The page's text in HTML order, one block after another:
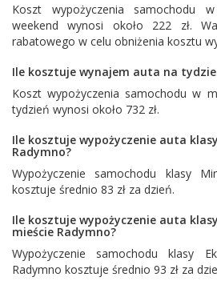
Koszt wypożyczenia samochodu
weekend wynosi około 222 zł.
rabatowego w celu obniżenia kosztu
Ile kosztuje wynajem auta na
Koszt wypożyczenia samochodu w
tydzień wynosi około 732 zł.
Ile kosztuje wypożyczenie auta
Radymno?
Wypożyczenie samochodu klasy
kosztuje średnio 83 zł za dzień.
Ile kosztuje wypożyczenie auta
mieście Radymno?
Wypożyczenie samochodu klasy
Radymno kosztuje średnio 93 zł za